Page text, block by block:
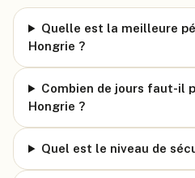
Quelle est la meilleure
Hongrie ?
Combien de jours faut-il
Hongrie ?
Quel est le niveau de